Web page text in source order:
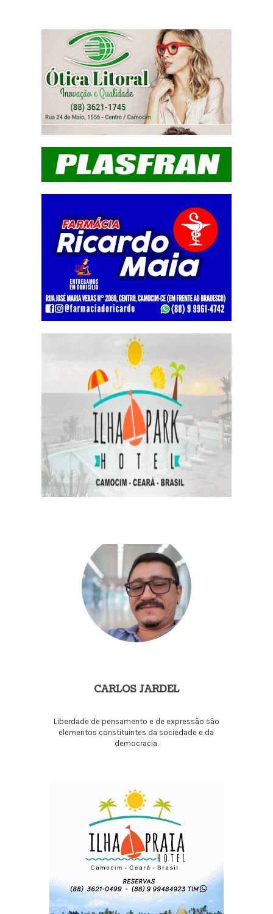
CARLOS JARDEL
Liberdade de pensamento e de expressão são
elementos constituintes da sociedade e da
democracia.